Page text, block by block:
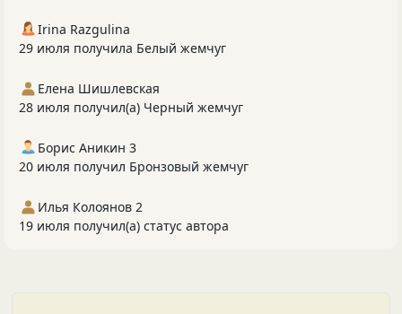
Irina Razgulina
29 июля получила Белый жемчуг
Елена Шишлевская
28 июля получил(а) Черный жемчуг
Борис Аникин 3
20 июля получил Бронзовый жемчуг
Илья Колоянов 2
19 июля получил(а) статус автора